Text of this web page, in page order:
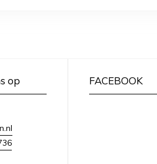
op FACEBOOK